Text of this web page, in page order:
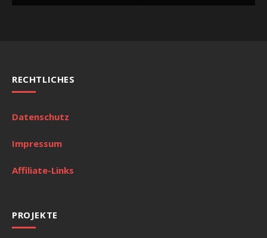
RECHTLICHES
Datenschutz
Impressum
Affiliate-Links
PROJEKTE